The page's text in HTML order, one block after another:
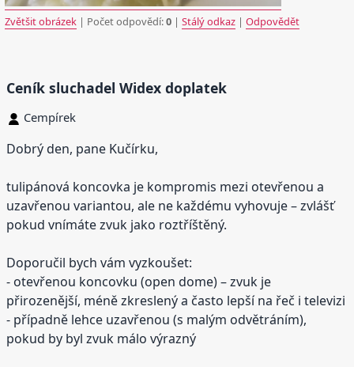
Zvětšit obrázek | Počet odpovědí:0 |Stálý odkaz |Odpovědět
Ceník sluchadel Widex doplatek
Cempírek
Dobrý den, pane Kučírku,
tulipánová koncovka je kompromis mezi otevřenou a
uzavřenou variantou, ale ne každému vyhovuje – zvlášť
pokud vnímáte zvuk jako roztříštěný.
Doporučil bych vám vyzkoušet:
- otevřenou koncovku (open dome) – zvuk je
přirozenější, méně zkreslený a často lepší na řeč i televizi
- případně lehce uzavřenou (s malým odvětráním),
pokud by byl zvuk málo výrazný